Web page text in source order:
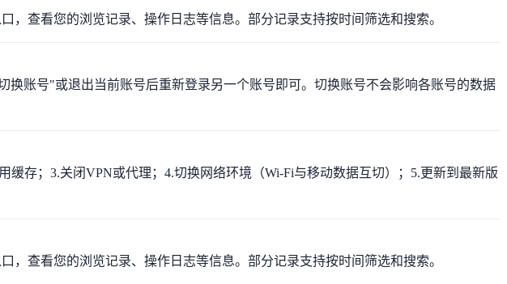
，查看您的浏览记录、操作日志等信息。部分记录支持按时间筛选和搜索。
换账号"或退出当前账号后重新登录另一个账号即可。切换账号不会影响各账号的数据
存；3.关闭VPN或代理；4.切换网络环境（Wi-Fi与移动数据互切）；5.更新到最新版
，查看您的浏览记录、操作日志等信息。部分记录支持按时间筛选和搜索。